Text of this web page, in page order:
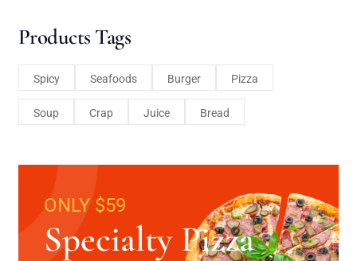
Products Tags
Spicy Seafoods Burger Pizza
Soup Crap Juice Bread
ONLY $59
Specialty Pizza